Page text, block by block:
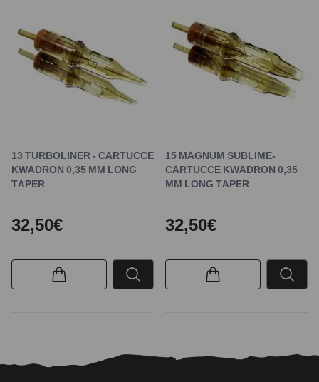
13 TURBOLINER - CARTUCCE
KWADRON 0,35 MM LONG
TAPER
32,50€
15 MAGNUM SUBLIME-
CARTUCCE KWADRON 0,35
MM LONG TAPER
32,50€